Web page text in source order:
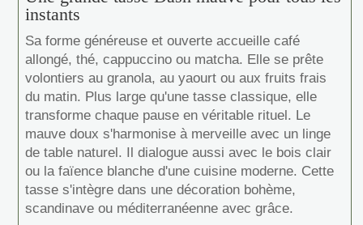
instants
Sa forme généreuse et ouverte accueille café
allongé, thé, cappuccino ou matcha. Elle se prête
volontiers au granola, au yaourt ou aux fruits frais
du matin. Plus large qu'une tasse classique, elle
transforme chaque pause en véritable rituel. Le
mauve doux s'harmonise à merveille avec un linge
de table naturel. Il dialogue aussi avec le bois clair
ou la faïence blanche d'une cuisine moderne. Cette
tasse s'intègre dans une décoration bohème,
scandinave ou méditerranéenne avec grâce.